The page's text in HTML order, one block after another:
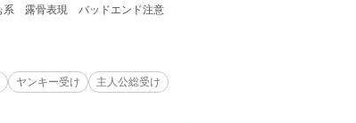
αの仲間達に犯されてしまう話。 ※♡喘ぎ、んほぉ系 露骨表現 バッドエンド注意
ヤンキー受け
主人公総受け